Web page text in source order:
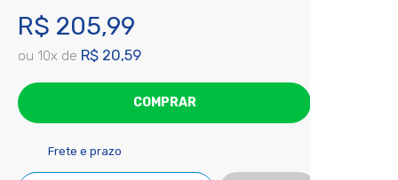
R$ 205,99
ou 10x de R$ 20,59
COMPRAR
Frete e prazo